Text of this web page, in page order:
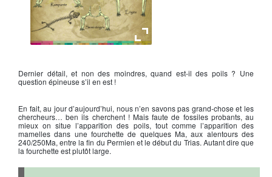
Dernier détail, et non des moindres, quand est-il des poils ? Une
question épineuse s’il en est !
En fait, au jour d’aujourd’hui, nous n’en savons pas grand-chose et les
chercheurs… ben ils cherchent ! Mais faute de fossiles probants, au
mieux on situe l’apparition des poils, tout comme l’apparition des
mamelles dans une fourchette de quelques Ma, aux alentours des
240/250Ma, entre la fin du Permien et le début du Trias. Autant dire que
la fourchette est plutôt large.